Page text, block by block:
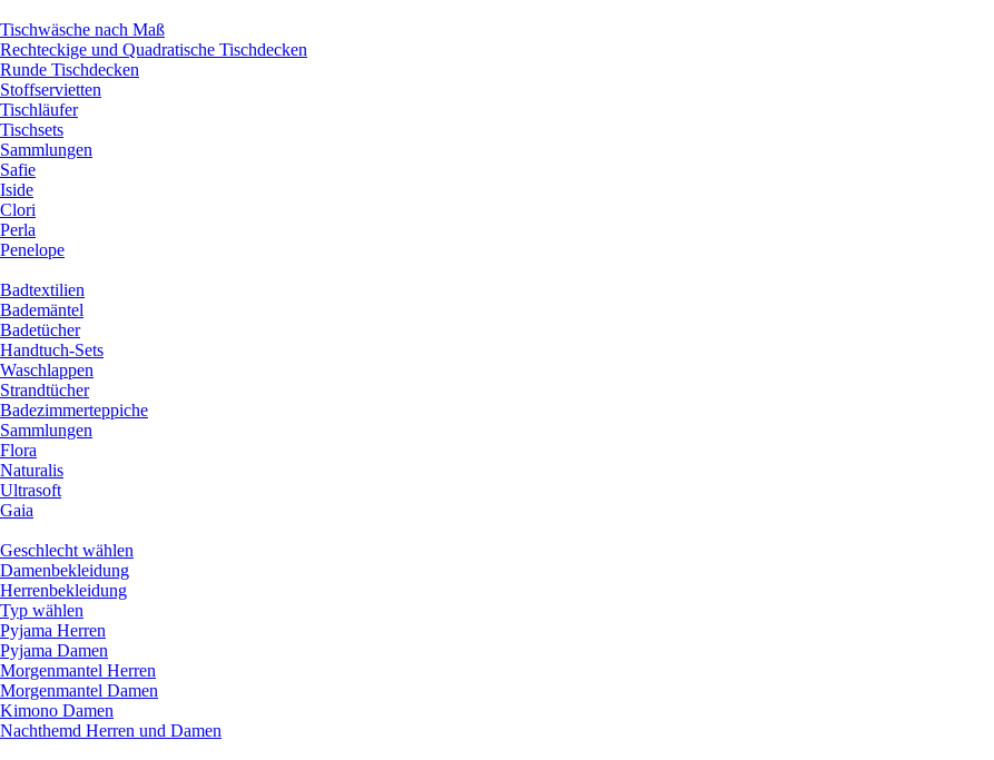
Tischwäsche nach Maß
Rechteckige und Quadratische Tischdecken
Runde Tischdecken
Stoffservietten
Tischläufer
Tischsets
Sammlungen
Safie
Iside
Clori
Perla
Penelope
Badtextilien
Bademäntel
Badetücher
Handtuch-Sets
Waschlappen
Strandtücher
Badezimmerteppiche
Sammlungen
Flora
Naturalis
Ultrasoft
Gaia
Geschlecht wählen
Damenbekleidung
Herrenbekleidung
Typ wählen
Pyjama Herren
Pyjama Damen
Morgenmantel Herren
Morgenmantel Damen
Kimono Damen
Nachthemd Herren und Damen